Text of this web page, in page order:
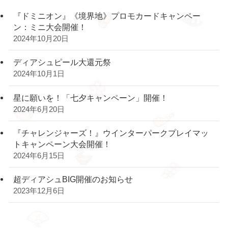
『ドミニオン』《境界地》プロモカードキャンペー
ン：ミニ大会開催！
2024年10月20日
ディアシュピール大還元祭
2024年10月1日
星に願いを！「七夕キャンペーン」開催！
2024年6月20日
『チャレンジャーズ！』ウインターパークプレイマッ
トキャンペーン大会開催！
2024年6月15日
超ディアシュBIG開催のお知らせ
2023年12月6日